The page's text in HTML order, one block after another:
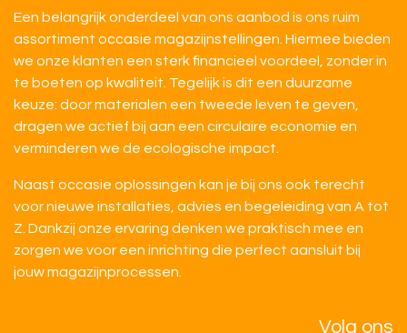
Een belangrijk onderdeel van ons aanbod is ons ruim
assortiment occasie magazijnstellingen. Hiermee bieden
we onze klanten een sterk financieel voordeel, zonder in
te boeten op kwaliteit. Tegelijk is dit een duurzame
keuze: door materialen een tweede leven te geven,
dragen we actief bij aan een circulaire economie en
verminderen we de ecologische impact.
Naast occasie oplossingen kan je bij ons ook terecht
voor nieuwe installaties, advies en begeleiding van A tot
Z. Dankzij onze ervaring denken we praktisch mee en
zorgen we voor een inrichting die perfect aansluit bij
jouw magazijnprocessen.
Volg ons